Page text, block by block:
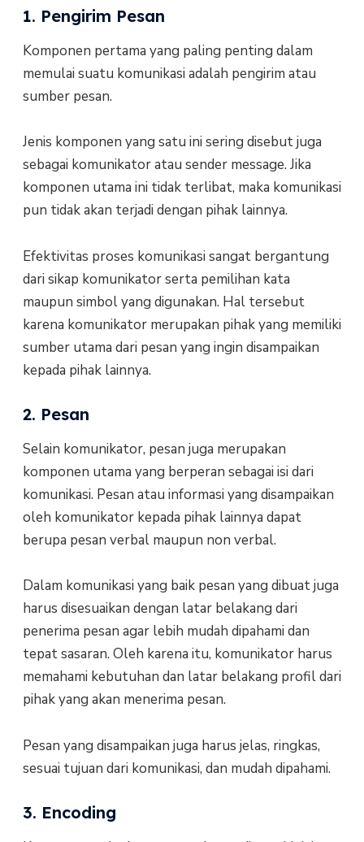
1. Pengirim Pesan
Komponen pertama yang paling penting dalam
memulai suatu komunikasi adalah pengirim atau
sumber pesan.
Jenis komponen yang satu ini sering disebut juga
sebagai komunikator atau sender message. Jika
komponen utama ini tidak terlibat, maka komunikasi
pun tidak akan terjadi dengan pihak lainnya.
Efektivitas proses komunikasi sangat bergantung
dari sikap komunikator serta pemilihan kata
maupun simbol yang digunakan. Hal tersebut
karena komunikator merupakan pihak yang memiliki
sumber utama dari pesan yang ingin disampaikan
kepada pihak lainnya.
2. Pesan
Selain komunikator, pesan juga merupakan
komponen utama yang berperan sebagai isi dari
komunikasi. Pesan atau informasi yang disampaikan
oleh komunikator kepada pihak lainnya dapat
berupa pesan verbal maupun non verbal.
Dalam komunikasi yang baik pesan yang dibuat juga
harus disesuaikan dengan latar belakang dari
penerima pesan agar lebih mudah dipahami dan
tepat sasaran. Oleh karena itu, komunikator harus
memahami kebutuhan dan latar belakang profil dari
pihak yang akan menerima pesan.
Pesan yang disampaikan juga harus jelas, ringkas,
sesuai tujuan dari komunikasi, dan mudah dipahami.
3. Encoding